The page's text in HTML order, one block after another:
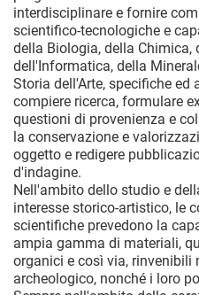
interdisciplinare e fornire
scientifico-tecnologiche e
della Biologia, della Chimica,
dell'Informatica, della
Storia dell'Arte, specifiche ed
compiere ricerca, formulare
questioni di provenienza e
la conservazione e
oggetto e redigere
d'indagine.
Nell'ambito dello studio e
interesse storico-artistico, le
scientifiche prevedono la
ampia gamma di materiali,
organici e così via, rinvenibili
archeologico, nonché i loro